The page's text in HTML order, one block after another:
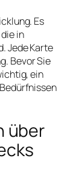
Es
in
Jede Karte
Bevor Sie
ein
über